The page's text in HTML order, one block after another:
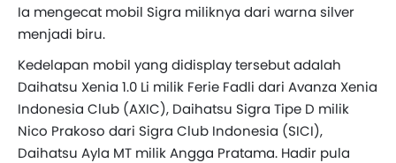
Ia mengecat mobil Sigra miliknya dari warna silver
menjadi biru.
Kedelapan mobil yang didisplay tersebut adalah
Daihatsu Xenia 1.0 Li milik Ferie Fadli dari Avanza Xenia
Indonesia Club (AXIC), Daihatsu Sigra Tipe D milik
Nico Prakoso dari Sigra Club Indonesia (SICI),
Daihatsu Ayla MT milik Angga Pratama. Hadir pula